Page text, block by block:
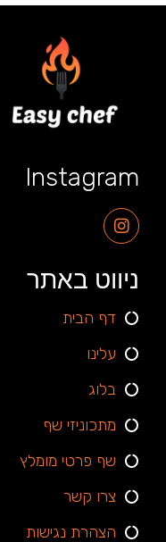
Instagram
ניווט באתר
דף הבית
עלינו
בלוג
מתכוניזי שף
שף פרטי מומלץ
צרו קשר
הצהרת נגישות